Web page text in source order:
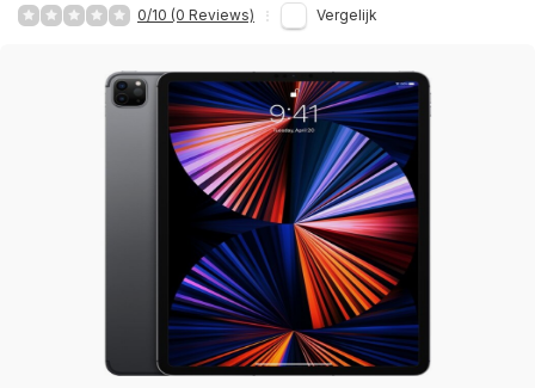
0/10 (0 Reviews) Vergelijk